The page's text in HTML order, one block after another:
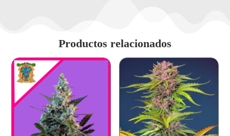
Productos relacionados